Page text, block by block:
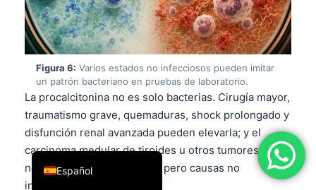
Figura 6: Varios estados no infecciosos pueden imitar
un patrón bacteriano en pruebas de laboratorio.
La procalcitonina no es solo bacterias. Cirugía mayor,
traumatismo grave, quemaduras, shock prolongado y
disfunción renal avanzada pueden elevarla; y el
carcinoma medular de tiroides u otros tumores
neuroendocrinos son raros pero causas no
infecciosas clásicas.
Español
English
Deutsch
العربية
Français
עִבְרִית
Italiano
Português